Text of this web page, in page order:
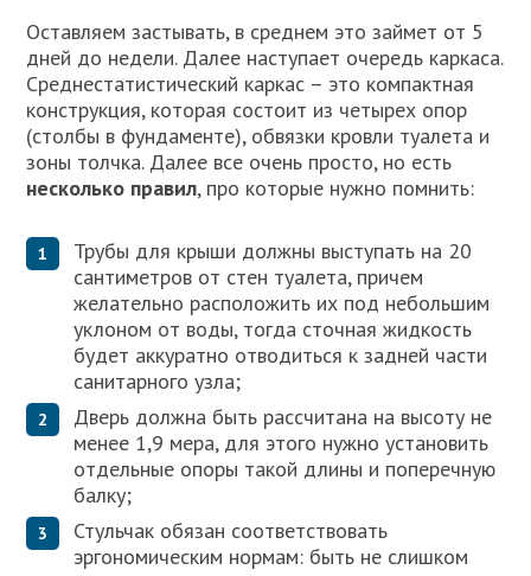
Оставляем застывать, в среднем это займет от 5
дней до недели. Далее наступает очередь каркаса.
Среднестатистический каркас – это компактная
конструкция, которая состоит из четырех опор
(столбы в фундаменте), обвязки кровли туалета и
зоны толчка. Далее все очень просто, но есть
несколько правил, про которые нужно помнить:
Трубы для крыши должны выступать на 20
сантиметров от стен туалета, причем
желательно расположить их под небольшим
уклоном от воды, тогда сточная жидкость
будет аккуратно отводиться к задней части
санитарного узла;
Дверь должна быть рассчитана на высоту не
менее 1,9 мера, для этого нужно установить
отдельные опоры такой длины и поперечную
балку;
Стульчак обязан соответствовать
эргономическим нормам: быть не слишком